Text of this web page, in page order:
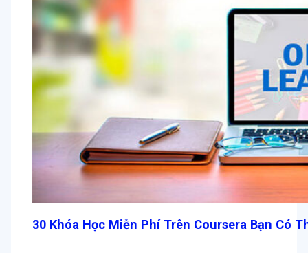
30 Khóa Học Miễn Phí Trên Coursera Bạn Có